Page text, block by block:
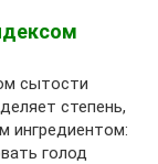
сытости
степень,
ингредиентом:
голод